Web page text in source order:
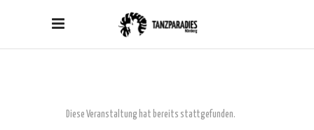
Diese Veranstaltung hat bereits stattgefunden.